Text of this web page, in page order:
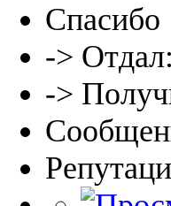
Спасибо
->
->